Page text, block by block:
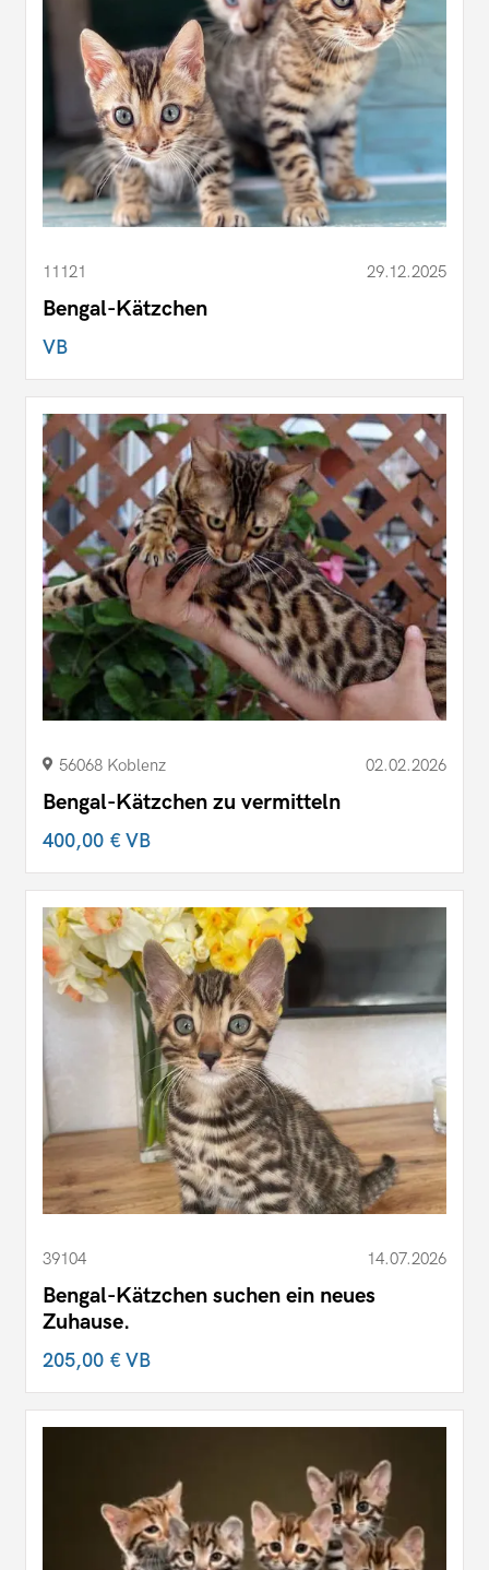
11121 29.12.2025
Bengal-Kätzchen
VB
56068 Koblenz 02.02.2026
Bengal-Kätzchen zu vermitteln
400,00 €VB
39104 14.07.2026
Bengal-Kätzchen suchen ein neues
Zuhause.
205,00 €VB